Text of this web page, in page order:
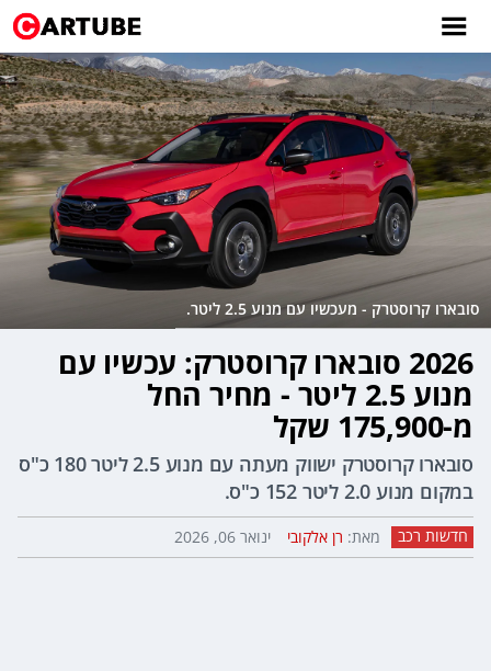
סובארו קרוסטרק - מעכשיו עם מנוע 2.5 ליטר.
2026 סובארו קרוסטרק: עכשיו עם
מנוע 2.5 ליטר - מחיר החל
מ-175,900 שקל
סובארו קרוסטרק ישווק מעתה עם מנוע 2.5 ליטר 180 כ"ס
במקום מנוע 2.0 ליטר 152 כ"ס.
חדשות רכב מאת: רן אלקובי ינואר 06, 2026